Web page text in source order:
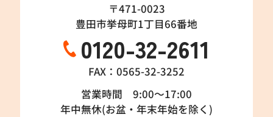
〒471-0023
豊田市挙母町1丁目66番地
0120-32-2611
FAX：0565-32-3252
営業時間 9:00～17:00
年中無休(お盆・年末年始を除く)